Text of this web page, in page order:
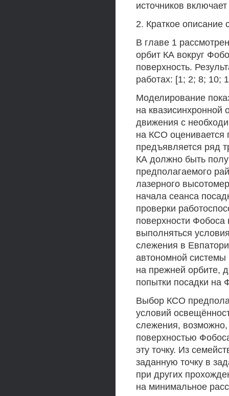
источников
2. Краткое описание
В главе 1
орбит КА вокруг
поверхность.
работах: [1; 2; 8; 10;
Моделирование
на
движения с
на КСО оценивается
предъявляется ряд
КА должно быть
предполагаемого
лазерного
начала сеанса
проверки
поверхности
выполняться
слежения в
автономной системы
на прежней орбите,
попытки посадки на
Выбор КСО
условий
слежения, возможно,
поверхностью
эту точку. Из
заданную точку в
при других
на минимальное